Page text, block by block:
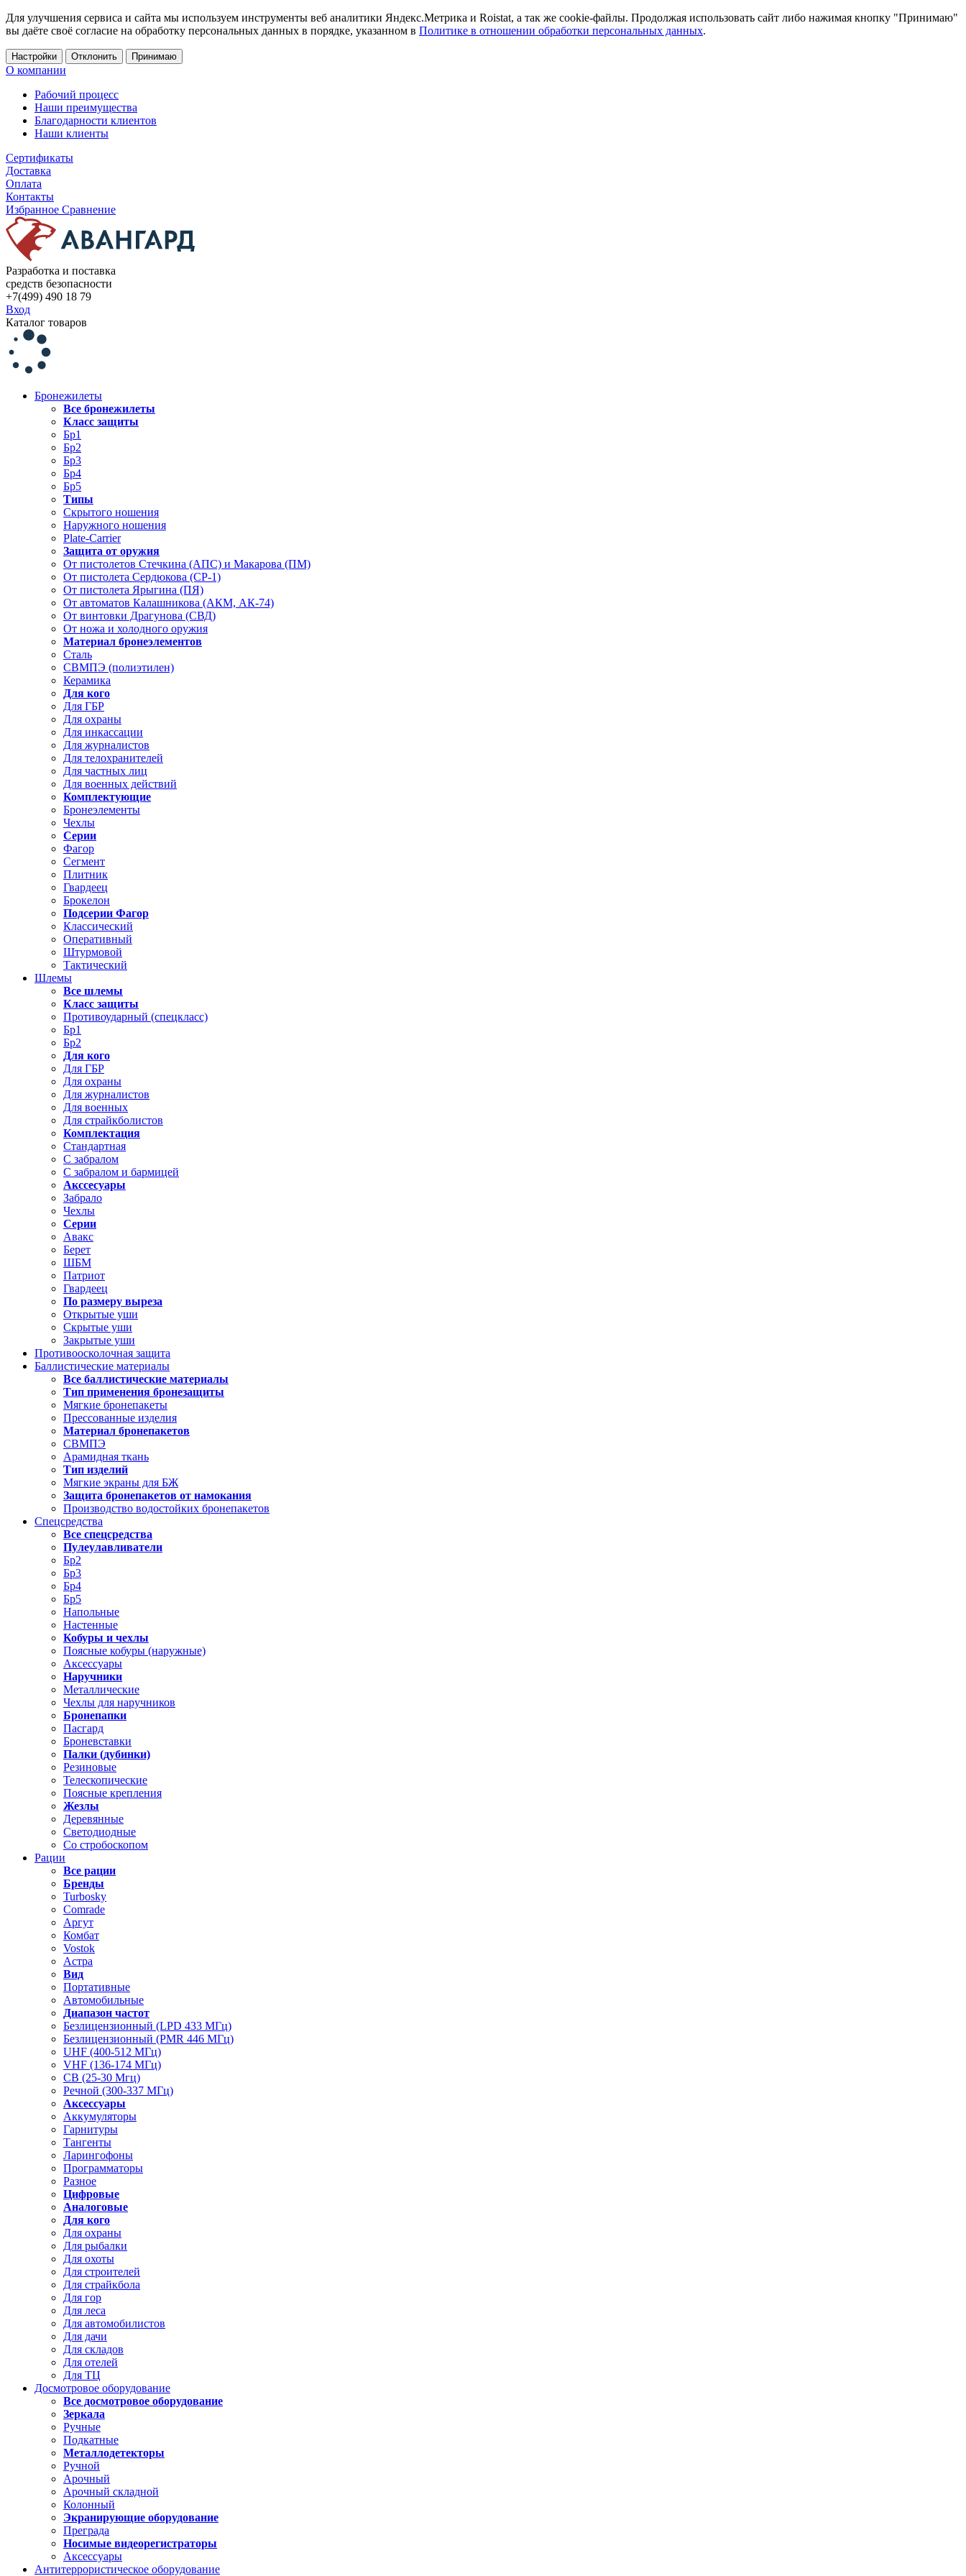
Для улучшения сервиса и сайта мы используем инструменты веб аналитики Яндекс.Метрика и Roistat, а так же cookie-файлы. Продолжая использовать сайт либо нажимая кнопку "Принимаю"
вы даёте своё согласие на обработку персональных данных в порядке, указанном в Политике в отношении обработки персональных данных.
Настройки Отклонить Принимаю
О компании
Рабочий процесс
Наши преимущества
Благодарности клиентов
Наши клиенты
Сертификаты
Доставка
Оплата
Контакты
Избранное Сравнение
Разработка и поставка
средств безопасности
+7(499) 490 18 79
Вход
Каталог товаров
Бронежилеты
Все бронежилеты
Класс защиты
Бр1
Бр2
Бр3
Бр4
Бр5
Типы
Скрытого ношения
Наружного ношения
Plate-Carrier
Защита от оружия
От пистолетов Стечкина (АПС) и Макарова (ПМ)
От пистолета Сердюкова (СР-1)
От пистолета Ярыгина (ПЯ)
От автоматов Калашникова (АКМ, АК-74)
От винтовки Драгунова (СВД)
От ножа и холодного оружия
Материал бронеэлементов
Сталь
СВМПЭ (полиэтилен)
Керамика
Для кого
Для ГБР
Для охраны
Для инкассации
Для журналистов
Для телохранителей
Для частных лиц
Для военных действий
Комплектующие
Бронеэлементы
Чехлы
Серии
Фагор
Сегмент
Плитник
Гвардеец
Брокелон
Подсерии Фагор
Классический
Оперативный
Штурмовой
Тактический
Шлемы
Все шлемы
Класс защиты
Противоударный (спецкласс)
Бр1
Бр2
Для кого
Для ГБР
Для охраны
Для журналистов
Для военных
Для страйкболистов
Комплектация
Стандартная
С забралом
С забралом и бармицей
Акссесуары
Забрало
Чехлы
Серии
Авакс
Берет
ШБМ
Патриот
Гвардеец
По размеру выреза
Открытые уши
Скрытые уши
Закрытые уши
Противоосколочная защита
Баллистические материалы
Все баллистические материалы
Тип применения бронезащиты
Мягкие бронепакеты
Прессованные изделия
Материал бронепакетов
СВМПЭ
Арамидная ткань
Тип изделий
Мягкие экраны для БЖ
Защита бронепакетов от намокания
Производство водостойких бронепакетов
Спецсредства
Все спецсредства
Пулеулавливатели
Бр2
Бр3
Бр4
Бр5
Напольные
Настенные
Кобуры и чехлы
Поясные кобуры (наружные)
Аксессуары
Наручники
Металлические
Чехлы для наручников
Бронепапки
Пасгард
Броневставки
Палки (дубинки)
Резиновые
Телескопические
Поясные крепления
Жезлы
Деревянные
Светодиодные
Со стробоскопом
Рации
Все рации
Бренды
Turbosky
Comrade
Аргут
Комбат
Vostok
Астра
Вид
Портативные
Автомобильные
Диапазон частот
Безлицензионный (LPD 433 МГц)
Безлицензионный (PMR 446 МГц)
UHF (400-512 МГц)
VHF (136-174 МГц)
CB (25-30 Мгц)
Речной (300-337 МГц)
Аксессуары
Аккумуляторы
Гарнитуры
Тангенты
Ларингофоны
Программаторы
Разное
Цифровые
Аналоговые
Для кого
Для охраны
Для рыбалки
Для охоты
Для строителей
Для страйкбола
Для гор
Для леса
Для автомобилистов
Для дачи
Для складов
Для отелей
Для ТЦ
Досмотровое оборудование
Все досмотровое оборудование
Зеркала
Ручные
Подкатные
Металлодетекторы
Ручной
Арочный
Арочный складной
Колонный
Экранирующие оборудование
Преграда
Носимые видеорегистраторы
Аксессуары
Антитеррористическое оборудование